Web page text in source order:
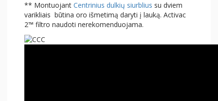
** Montuojant Centrinius dulkių siurblius su dviem
varikliais būtina oro išmetimą daryti į lauką. Activac
2™ filtro naudoti nerekomenduojama.